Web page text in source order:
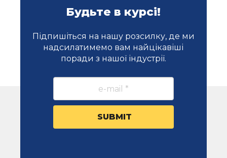
Будьте в курсі!
Підпишіться на нашу розсилку, де ми
надсилатимемо вам найцікавіші
поради з нашої індустрії.